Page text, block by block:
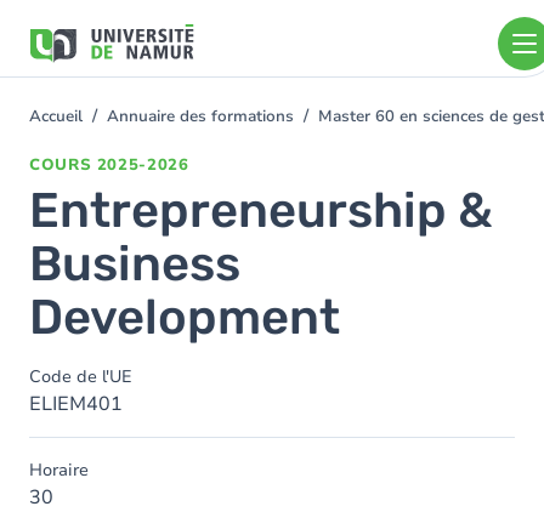
contenu
You
Accueil Annuaire des formations Master 60 en sciences de
COURS 2025-2026
Entrepreneurship &
Business
Development
Code de l'UE
ELIEM401
Horaire
30